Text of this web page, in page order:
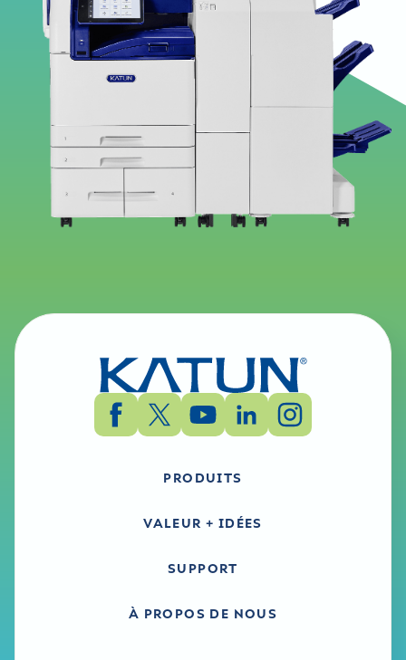
PRODUITS
VALEUR + IDÉES
SUPPORT
À PROPOS DE NOUS